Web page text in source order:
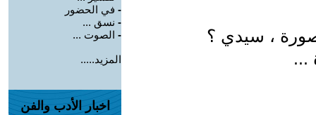
، سيدي ؟
...
- في الحضور
- نسق ...
- الصوت ...
المزيد.....
اخبار الأدب والفن